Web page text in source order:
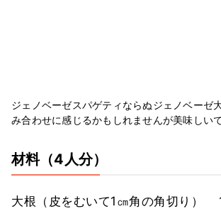
ジェノベーゼスパゲティならぬジェノベーゼ
み合わせに感じるかもしれませんが美味しいで
材料（4人分）
大根（皮をむいて1㎝角の角切り）